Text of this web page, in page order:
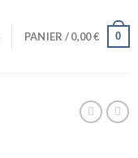
PANIER /0,00€ 0